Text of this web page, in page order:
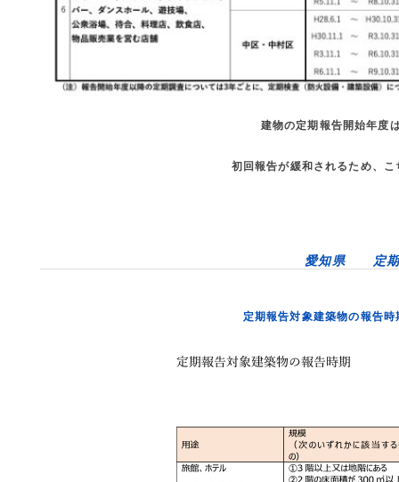
建物の定期報告開始年度
初回報告が緩和されるため、
愛知県 定期
定期報告対象建築物の報告時